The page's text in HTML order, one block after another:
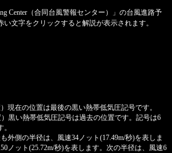
Center（合同台風警報センター）」の台風進路予
文字をクリックすると解説が表示されます。
現在の位置は最後の黒い熱帯低気圧記号です。
黒い熱帯低気圧記号は過去の位置です。記号は6
外側の半径は、風速34ノット(17.49m/秒)を表しま
ノット(25.72m/秒)を表します。次の半径は、風速6